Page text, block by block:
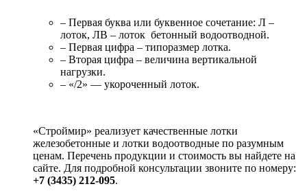
– Первая буква или буквенное сочетание: Л –
лоток, ЛВ – лоток бетонный водоотводной.
– Первая цифра – типоразмер лотка.
– Вторая цифра – величина вертикальной
нагрузки.
– «/2» ― укороченный лоток.
«Строймир» реализует качественные лотки
железобетонные и лотки водоотводные по разумным
ценам. Перечень продукции и стоимость вы найдете на
сайте. Для подробной консультации звоните по номеру:
+7 (3435) 212-095.